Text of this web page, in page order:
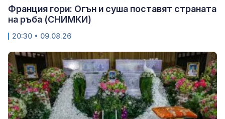
Франция гори: Огън и суша поставят страната
на ръба (СНИМКИ)
20:30 • 09.08.26